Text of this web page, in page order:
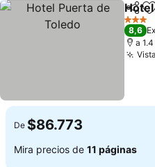
3
8,6
a
De $86.773
Mira precios de 11 páginas